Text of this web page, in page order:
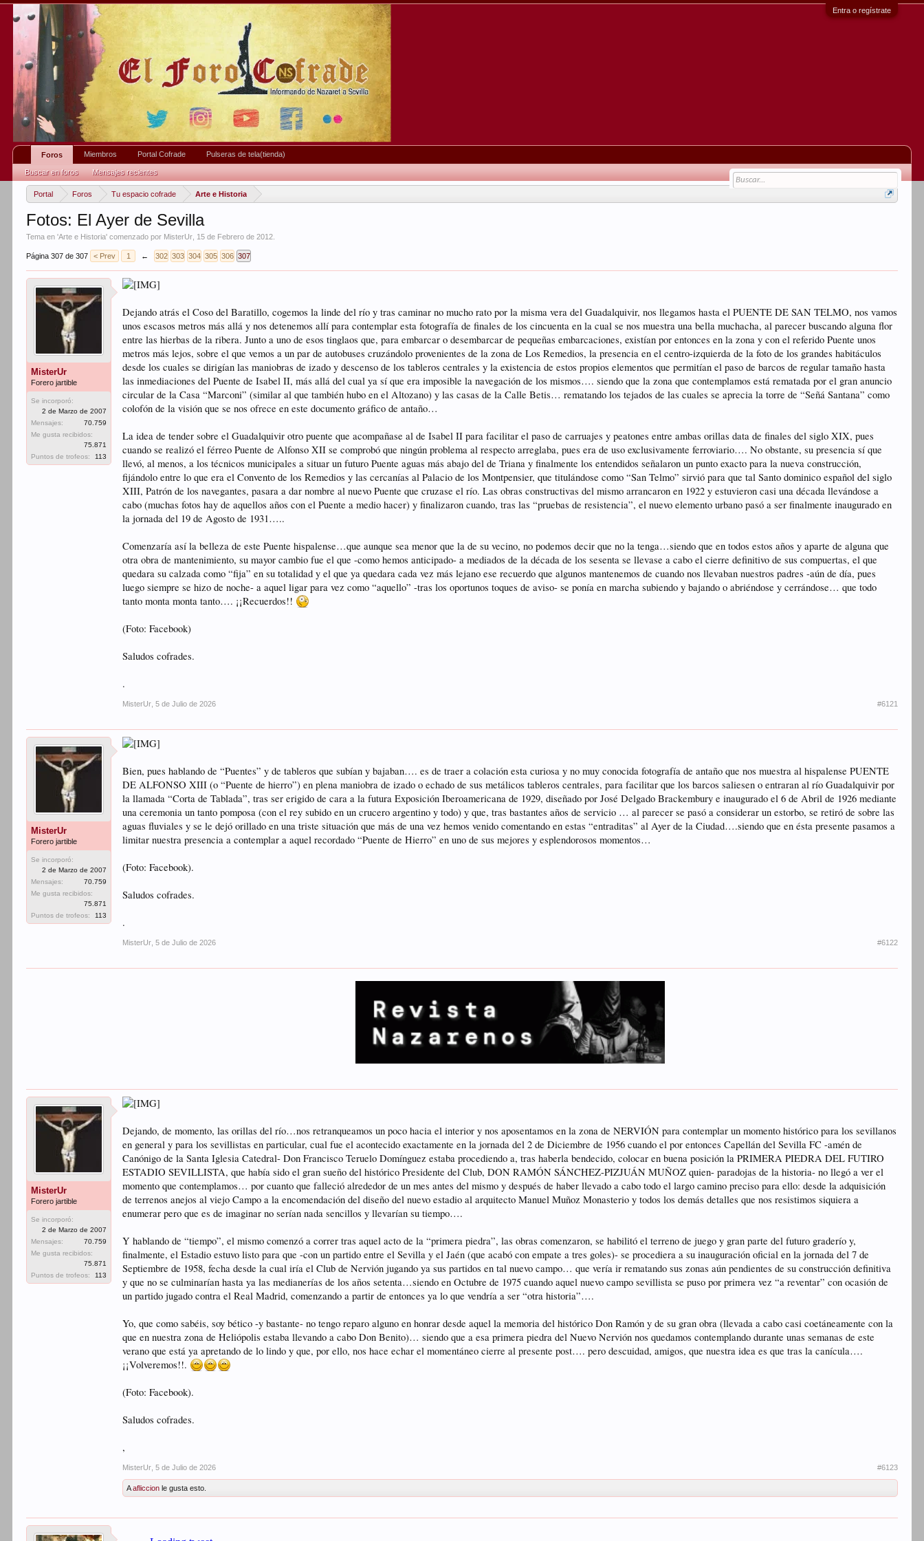
Entra o regístrate
Portal Foros Tu espacio cofrade Arte e Historia
Fotos: El Ayer de Sevilla
Tema en 'Arte e Historia' comenzado por MisterUr 15 de Febrero de 2012
Página 307 de 307 < Prev 1 ← 302 303 304 305 306 307
MisterUr
Forero jartible
Se incorporó:
2 de Marzo de 2007
Mensajes:
70.759
Me gusta recibidos:
75.871
Puntos de trofeos:
113
Dejando atrás el Coso del Baratillo, cogemos la linde del río y tras caminar no mucho rato por la misma vera del Guadalquivir, nos llegamos hasta el PUENTE DE SAN TELMO, nos vamos
unos escasos metros más allá y nos detenemos allí para contemplar esta fotografía de finales de los cincuenta en la cual se nos muestra una bella muchacha, al parecer buscando alguna flor
entre las hierbas de la ribera. Junto a uno de esos tinglaos que, para embarcar o desembarcar de pequeñas embarcaciones, existían por entonces en la zona y con el referido Puente unos
metros más lejos, sobre el que vemos a un par de autobuses cruzándolo provenientes de la zona de Los Remedios, la presencia en el centro-izquierda de la foto de los grandes habitáculos
desde los cuales se dirigían las maniobras de izado y descenso de los tableros centrales y la existencia de estos propios elementos que permitían el paso de barcos de regular tamaño hasta
las inmediaciones del Puente de Isabel II, más allá del cual ya sí que era imposible la navegación de los mismos…. siendo que la zona que contemplamos está rematada por el gran anuncio
circular de la Casa “Marconi” (similar al que también hubo en el Altozano) y las casas de la Calle Betis… rematando los tejados de las cuales se aprecia la torre de “Señá Santana” como
colofón de la visión que se nos ofrece en este documento gráfico de antaño…
La idea de tender sobre el Guadalquivir otro puente que acompañase al de Isabel II para facilitar el paso de carruajes y peatones entre ambas orillas data de finales del siglo XIX, pues
cuando se realizó el férreo Puente de Alfonso XII se comprobó que ningún problema al respecto arreglaba, pues era de uso exclusivamente ferroviario…. No obstante, su presencia sí que
llevó, al menos, a los técnicos municipales a situar un futuro Puente aguas más abajo del de Triana y finalmente los entendidos señalaron un punto exacto para la nueva construcción,
fijándolo entre lo que era el Convento de los Remedios y las cercanías al Palacio de los Montpensier, que titulándose como “San Telmo” sirvió para que tal Santo dominico español del siglo
XIII, Patrón de los navegantes, pasara a dar nombre al nuevo Puente que cruzase el río. Las obras constructivas del mismo arrancaron en 1922 y estuvieron casi una década llevándose a
cabo (muchas fotos hay de aquellos años con el Puente a medio hacer) y finalizaron cuando, tras las “pruebas de resistencia”, el nuevo elemento urbano pasó a ser finalmente inaugurado en
la jornada del 19 de Agosto de 1931…..
Comenzaría así la belleza de este Puente hispalense…que aunque sea menor que la de su vecino, no podemos decir que no la tenga…siendo que en todos estos años y aparte de alguna que
otra obra de mantenimiento, su mayor cambio fue el que -como hemos anticipado- a mediados de la década de los sesenta se llevase a cabo el cierre definitivo de sus compuertas, el que
quedara su calzada como “fija” en su totalidad y el que ya quedara cada vez más lejano ese recuerdo que algunos mantenemos de cuando nos llevaban nuestros padres -aún de día, pues
luego siempre se hizo de noche- a aquel ligar para vez como “aquello” -tras los oportunos toques de aviso- se ponía en marcha subiendo y bajando o abriéndose y cerrándose… que todo
tanto monta monta tanto…. ¡¡Recuerdos!!
(Foto: Facebook)
Saludos cofrades.
.
MisterUr 5 de Julio de 2026 #6121
MisterUr
Forero jartible
Se incorporó:
2 de Marzo de 2007
Mensajes:
70.759
Me gusta recibidos:
75.871
Puntos de trofeos:
113
Bien, pues hablando de “Puentes” y de tableros que subían y bajaban…. es de traer a colación esta curiosa y no muy conocida fotografía de antaño que nos muestra al hispalense PUENTE
DE ALFONSO XIII (o “Puente de hierro”) en plena maniobra de izado o echado de sus metálicos tableros centrales, para facilitar que los barcos saliesen o entraran al río Guadalquivir por
la llamada “Corta de Tablada”, tras ser erigido de cara a la futura Exposición Iberoamericana de 1929, diseñado por José Delgado Brackembury e inaugurado el 6 de Abril de 1926 mediante
una ceremonia un tanto pomposa (con el rey subido en un crucero argentino y todo) y que, tras bastantes años de servicio … al parecer se pasó a considerar un estorbo, se retiró de sobre las
aguas fluviales y se le dejó orillado en una triste situación que más de una vez hemos venido comentando en estas “entraditas” al Ayer de la Ciudad….siendo que en ésta presente pasamos a
limitar nuestra presencia a contemplar a aquel recordado “Puente de Hierro” en uno de sus mejores y esplendorosos momentos…
(Foto: Facebook).
Saludos cofrades.
.
MisterUr 5 de Julio de 2026 #6122
MisterUr
Forero jartible
Se incorporó:
2 de Marzo de 2007
Mensajes:
70.759
Me gusta recibidos:
75.871
Puntos de trofeos:
113
Dejando, de momento, las orillas del río…nos retranqueamos un poco hacia el interior y nos aposentamos en la zona de NERVIÓN para contemplar un momento histórico para los sevillanos
en general y para los sevillistas en particular, cual fue el acontecido exactamente en la jornada del 2 de Diciembre de 1956 cuando el por entonces Capellán del Sevilla FC -amén de
Canónigo de la Santa Iglesia Catedral- Don Francisco Teruelo Domínguez estaba procediendo a, tras haberla bendecido, colocar en buena posición la PRIMERA PIEDRA DEL FUTIRO
ESTADIO SEVILLISTA, que había sido el gran sueño del histórico Presidente del Club, DON RAMÓN SÁNCHEZ-PIZJUÁN MUÑOZ quien- paradojas de la historia- no llegó a ver el
momento que contemplamos… por cuanto que falleció alrededor de un mes antes del mismo y después de haber llevado a cabo todo el largo camino preciso para ello: desde la adquisición
de terrenos anejos al viejo Campo a la encomendación del diseño del nuevo estadio al arquitecto Manuel Muñoz Monasterio y todos los demás detalles que nos resistimos siquiera a
enumerar pero que es de imaginar no serían nada sencillos y llevarían su tiempo….
Y hablando de “tiempo”, el mismo comenzó a correr tras aquel acto de la “primera piedra”, las obras comenzaron, se habilitó el terreno de juego y gran parte del futuro graderío y,
finalmente, el Estadio estuvo listo para que -con un partido entre el Sevilla y el Jaén (que acabó con empate a tres goles)- se procediera a su inauguración oficial en la jornada del 7 de
Septiembre de 1958, fecha desde la cual iría el Club de Nervión jugando ya sus partidos en tal nuevo campo… que vería ir rematando sus zonas aún pendientes de su construcción definitiva
y que no se culminarían hasta ya las medianerías de los años setenta…siendo en Octubre de 1975 cuando aquel nuevo campo sevillista se puso por primera vez “a reventar” con ocasión de
un partido jugado contra el Real Madrid, comenzando a partir de entonces ya lo que vendría a ser “otra historia”….
Yo, que como sabéis, soy bético -y bastante- no tengo reparo alguno en honrar desde aquel la memoria del histórico Don Ramón y de su gran obra (llevada a cabo casi coetáneamente con la
que en nuestra zona de Heliópolis estaba llevando a cabo Don Benito)… siendo que a esa primera piedra del Nuevo Nervión nos quedamos contemplando durante unas semanas de este
verano que está ya apretando de lo lindo y que, por ello, nos hace echar el momentáneo cierre al presente post…. pero descuidad, amigos, que nuestra idea es que tras la canícula….
¡¡Volveremos!!.
(Foto: Facebook).
Saludos cofrades.
,
MisterUr 5 de Julio de 2026 #6123
Aafliccion le gusta esto.
Foros
Buscar en foros Mensajes recientes
Miembros Portal Cofrade Pulseras de tela(tienda)